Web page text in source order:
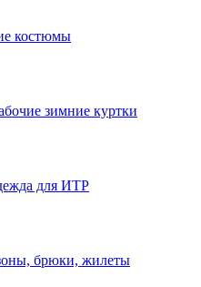
костюмы
зимние куртки
для ИТР
брюки, жилеты